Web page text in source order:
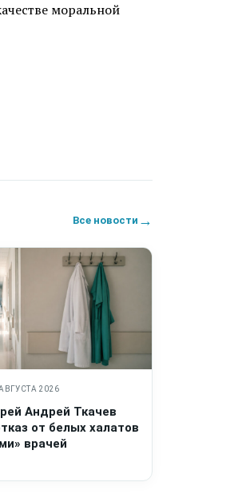
моральной
Все новости →
2026
Андрей Ткачев
от белых халатов
врачей